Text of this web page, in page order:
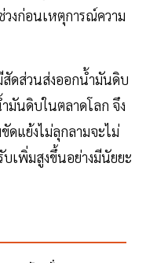
วงก่อนเหตุการณ์ความ
ดส่วนส่งออกน้ำมันดิบ
มันดิบในตลาดโลก จึง
ดแย้งไม่ลุกลามจะไม่
เพิ่มสูงขึ้นอย่างมีนัยยะ